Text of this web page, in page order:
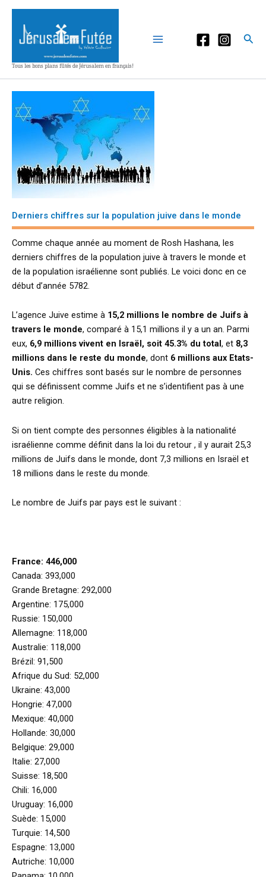
Aller
contenu
Tous les bons plans fûtés de Jérusalem en français!
Derniers chiffres sur la population juive dans le monde
Comme chaque année au moment de Rosh Hashana, les
derniers chiffres de la population juive à travers le monde et
de la population israélienne sont publiés. Le voici donc en ce
début d’année 5782.
L’agence Juive estime à 15,2 millions le nombre de Juifs à
travers le monde, comparé à 15,1 millions il y a un an. Parmi
eux, 6,9 millions vivent en Israël, soit 45.3% du total, et 8,3
millions dans le reste du monde, dont 6 millions aux Etats-
Unis. Ces chiffres sont basés sur le nombre de personnes
qui se définissent comme Juifs et ne s’identifient pas à une
autre religion.
Si on tient compte des personnes éligibles à la nationalité
israélienne comme définit dans la loi du retour , il y aurait 25,3
millions de Juifs dans le monde, dont 7,3 millions en Israël et
18 millions dans le reste du monde.
Le nombre de Juifs par pays est le suivant :
France: 446,000
Canada: 393,000
Grande Bretagne: 292,000
Argentine: 175,000
Russie: 150,000
Allemagne: 118,000
Australie: 118,000
Brézil: 91,500
Afrique du Sud: 52,000
Ukraine: 43,000
Hongrie: 47,000
Mexique: 40,000
Hollande: 30,000
Belgique: 29,000
Italie: 27,000
Suisse: 18,500
Chili: 16,000
Uruguay: 16,000
Suède: 15,000
Turquie: 14,500
Espagne: 13,000
Autriche: 10,000